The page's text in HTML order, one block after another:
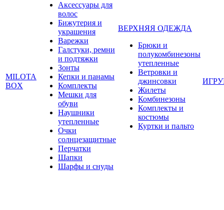
MILOTA
BOX
Аксессуары для
волос
Бижутерия и
украшения
Варежки
Галстуки, ремни
и подтяжки
Зонты
Кепки и панамы
Комплекты
Мешки для
обуви
Наушники
утепленные
Очки
солнцезащитные
Перчатки
Шапки
Шарфы и снуды
ВЕРХНЯЯ ОДЕЖДА
Брюки и
полукомбинезоны
утепленные
Ветровки и
джинсовки
Жилеты
Комбинезоны
Комплекты и
костюмы
Куртки и пальто